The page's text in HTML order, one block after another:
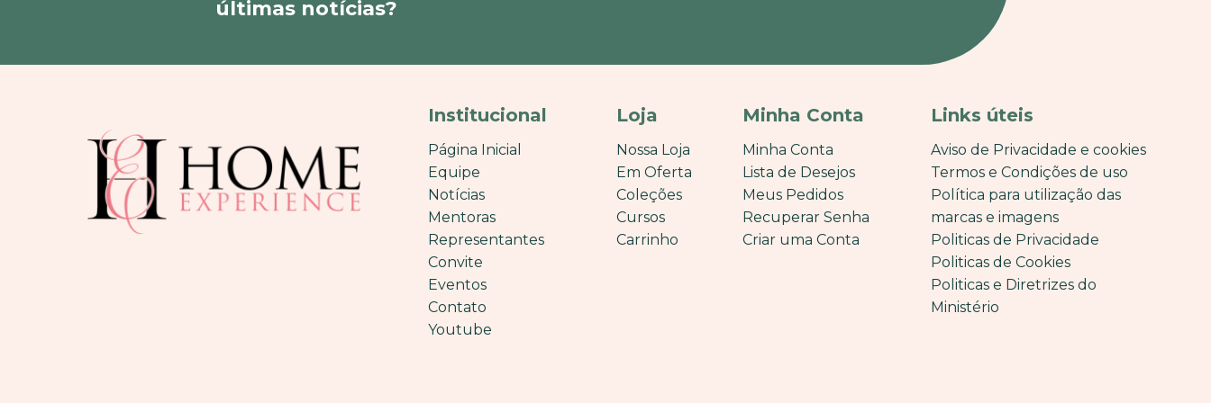
últimas notícias?
Institucional
Página Inicial
Equipe
Notícias
Mentoras
Representantes
Convite
Eventos
Contato
Youtube
Loja
Nossa Loja
Em Oferta
Coleções
Cursos
Carrinho
Minha Conta
Minha Conta
Lista de Desejos
Meus Pedidos
Recuperar Senha
Criar uma Conta
Links úteis
Aviso de Privacidade e cookies
Termos e Condições de uso
Política para utilização das
marcas e imagens
Politicas de Privacidade
Politicas de Cookies
Politicas e Diretrizes do
Ministério